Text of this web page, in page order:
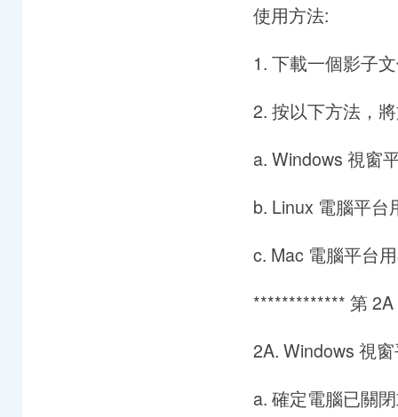
使用方法:
1. 下載一個影子
2. 按以下方法，
a. Windows 視窗
b. Linux 電腦平台
c. Mac 電腦平台
************* 第
2A. Windows 視
a. 確定電腦已關